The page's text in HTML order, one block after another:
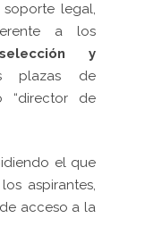
legal,
a los
y
plazas de
“director de
el que
aspirantes,
acceso a la